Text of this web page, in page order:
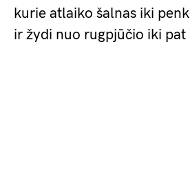
kurie atlaiko šalnas iki
ir žydi nuo rugpjūčio iki